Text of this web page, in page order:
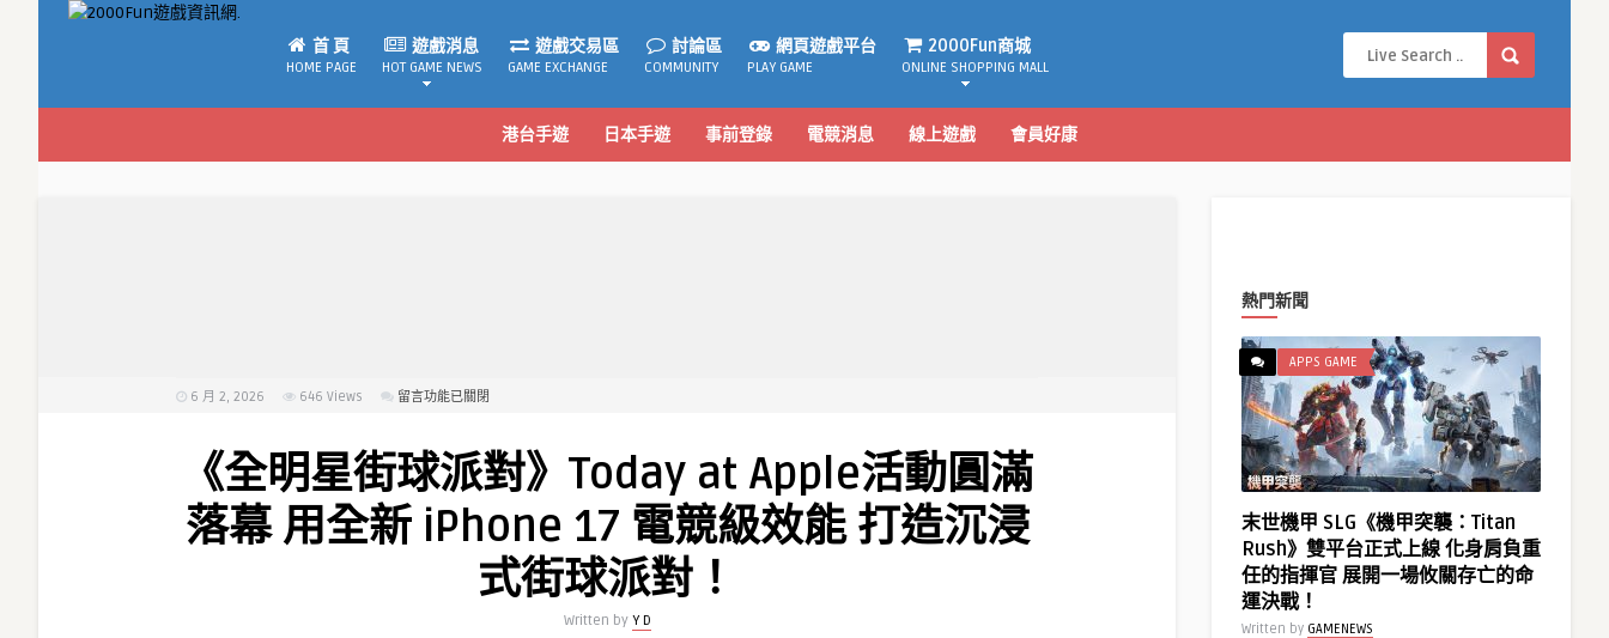
首 頁
HOME PAGE
遊戲消息
HOT GAME NEWS
遊戲交易區
GAME EXCHANGE
討論區
COMMUNITY
網頁遊戲平台
PLAY GAME
2000Fun商城
ONLINE SHOPPING MALL
港台手遊 日本手遊 事前登錄 電競消息 線上遊戲 會員好康
6 月 2, 2026 646 Views
在
明
星
街
球
留言功能已關閉
《全明星街球派對》Today at Apple活動圓滿
落幕 用全新 iPhone 17 電競級效能 打造沉浸
式街球派對！
Written by Y D
熱門新聞
APPS GAME
末世機甲 SLG《機甲突襲：Titan
Rush》雙平台正式上線 化身肩負重
任的指揮官 展開一場攸關存亡的命
運決戰！
Written by GAMENEWS